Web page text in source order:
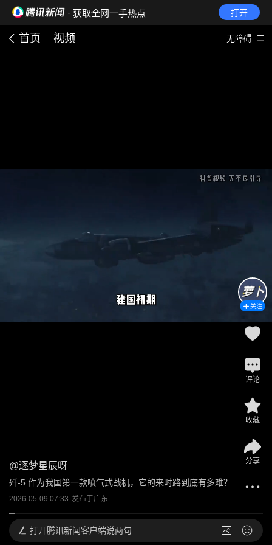
· 获取全网一手热点 打开
首页 视频 无障碍
@逐梦星辰呀
歼-5 作为我国第一款喷气式战机，它的来时路到底有多难？
2026-05-09 07:33 发布于广东
关注
评论
收藏
分享
打开腾讯新闻客户端说两句